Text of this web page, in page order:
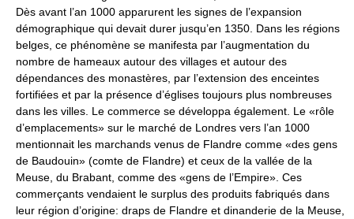
Dès avant l’an 1000 apparurent les signes de l’expansion
démographique qui devait durer jusqu’en 1350. Dans les régions
belges, ce phénomène se manifesta par l’augmentation du
nombre de hameaux autour des villages et autour des
dépendances des monastères, par l’extension des enceintes
fortifiées et par la présence d’églises toujours plus nombreuses
dans les villes. Le commerce se développa également. Le «rôle
d’emplacements» sur le marché de Londres vers l’an 1000
mentionnait les marchands venus de Flandre comme «des gens
de Baudouin» (comte de Flandre) et ceux de la vallée de la
Meuse, du Brabant, comme des «gens de l’Empire». Ces
commerçants vendaient le surplus des produits fabriqués dans
leur région d’origine: draps de Flandre et dinanderie de la Meuse,